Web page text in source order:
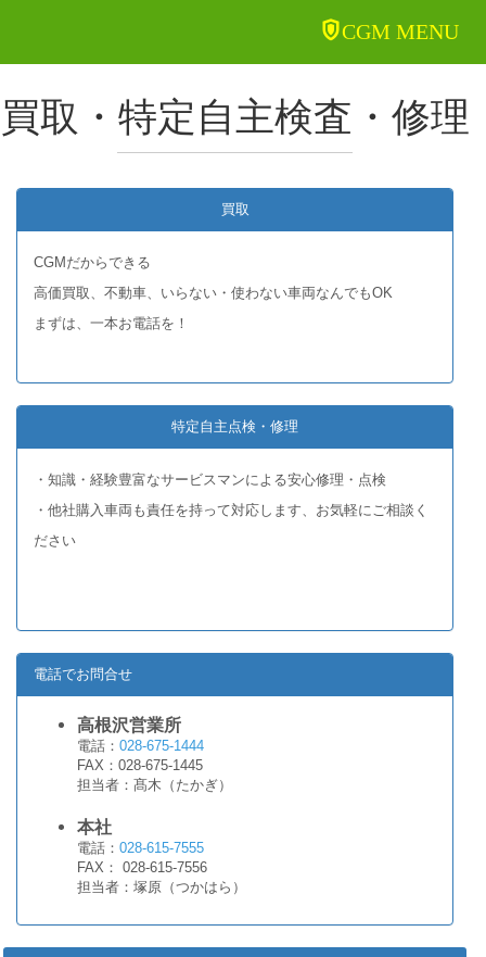
CGM MENU
買取・特定自主検査・修理
買取
CGMだからできる
高価買取、不動車、いらない・使わない車両なんでもOK
まずは、一本お電話を！
特定自主点検・修理
・知識・経験豊富なサービスマンによる安心修理・点検
・他社購入車両も責任を持って対応します、お気軽にご相談く
ださい
電話でお問合せ
高根沢営業所
電話： 028-675-1444
FAX：028-675-1445
担当者：髙木（たかぎ）
本社
電話： 028-615-7555
FAX： 028-615-7556
担当者：塚原（つかはら）